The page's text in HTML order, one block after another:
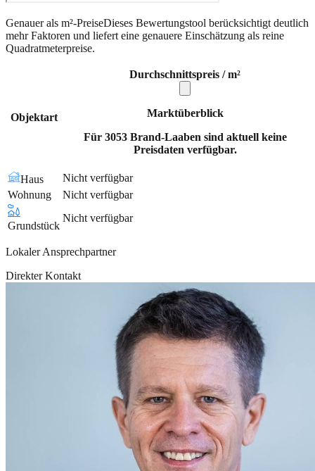
Genauer als m²-PreiseDieses Bewertungstool berücksichtigt deutlich
mehr Faktoren und liefert eine genauere Einschätzung als reine
Quadratmeterpreise.
Objektart
Durchschnittspreis / m²
Marktüberblick
Für 3053 Brand-Laaben sind aktuell keine
Preisdaten verfügbar.
Haus
Nicht verfügbar
Wohnung
Nicht verfügbar
Grundstück
Nicht verfügbar
Lokaler Ansprechpartner
Direkter Kontakt